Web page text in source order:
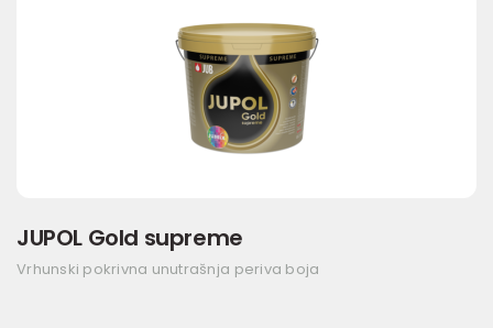
JUPOL Gold supreme
Vrhunski pokrivna unutrašnja periva boja